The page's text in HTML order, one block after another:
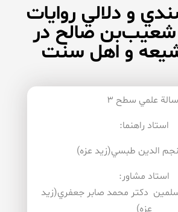
و دلالي روايات
شعيب‌بن صالح در
شيعه و اهل سنت
علمي سطح ۳
استاد راهنما:
نجم الدين طبسي(زيد عزه)
استاد مشاور:
دكتر محمد صابر جعفري(زيد
عزه)